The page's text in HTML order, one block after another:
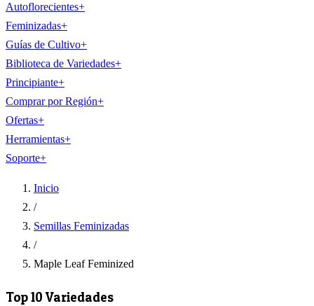
Autoflorecientes+
Feminizadas+
Guías de Cultivo+
Biblioteca de Variedades+
Principiante+
Comprar por Región+
Ofertas+
Herramientas+
Soporte+
Inicio
/
Semillas Feminizadas
/
Maple Leaf Feminized
Top 10 Variedades